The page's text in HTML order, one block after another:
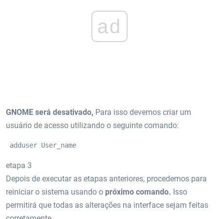
ad
GNOME será desativado, Para isso devemos criar um
usuário de acesso utilizando o seguinte comando:
adduser User_name
etapa 3
Depois de executar as etapas anteriores, procedemos para
reiniciar o sistema usando o próximo comando. Isso
permitirá que todas as alterações na interface sejam feitas